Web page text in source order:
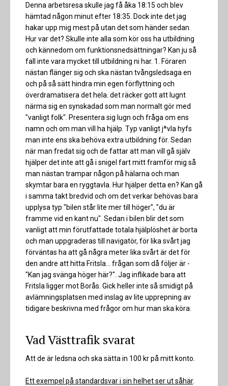
Denna arbetsresa skulle jag få åka 18:15 och blev
hämtad någon minut efter 18:35. Dock inte det jag
hakar upp mig mest på utan det som händer sedan.
Hur var det? Skulle inte alla som kör oss ha utbildning
och kännedom om funktionsnedsättningar? Kan ju så
fall inte vara mycket till utbildning ni har. 1. Föraren
nästan flänger sig och ska nästan tvångsledsaga en
och på så sätt hindra min egen förflyttning och
överdramatisera det hela. det räcker gott att lugnt
närma sig en synskadad som man normalt gör med
"vanligt folk". Presentera sig lugn och fråga om ens
namn och om man vill ha hjälp. Typ vanligt j*vla hyfs
man inte ens ska behöva extra utbildning för. Sedan
när man fredat sig och de fattar att man vill gå själv
hjälper det inte att gå i snigel fart mitt framför mig så
man nästan trampar någon på hälarna och man
skymtar bara en ryggtavla. Hur hjälper detta en? Kan gå
i samma takt bredvid och om det verkar behövas bara
upplysa typ "bilen står lite mer till höger", "du är
framme vid en kant nu". Sedan i bilen blir det som
vanligt att min förutfattade totala hjälplöshet är borta
och man uppgraderas till navigatör, för lika svårt jag
förväntas ha att gå några meter lika svårt är det för
den andre att hitta Fritsla... frågan som då följer är -
"Kan jag svänga höger här?". Jag inflikade bara att
Fritsla ligger mot Borås. Gick heller inte så smidigt på
avlämningsplatsen med inslag av lite upprepning av
tidigare beskrivna med frågor om hur man ska köra.
Vad Västtrafik svarat
Att de är ledsna och ska sätta in 100 kr på mitt konto.
Ett exempel på standardsvar i sin helhet ser ut såhär.